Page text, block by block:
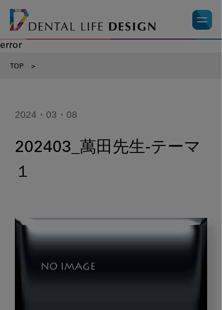
error
TOP >
2024・03・08
202403_萬田先生-テーマ
１